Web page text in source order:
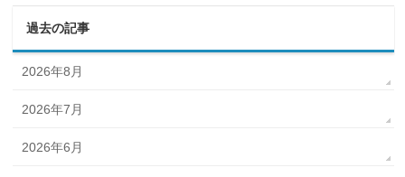
過去の記事
2026年8月
2026年7月
2026年6月